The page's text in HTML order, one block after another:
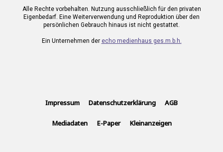
Alle Rechte vorbehalten. Nutzung ausschließlich für den privaten
Eigenbedarf. Eine Weiterverwendung und Reproduktion über den
persönlichen Gebrauch hinaus ist nicht gestattet.
Ein Unternehmen der echo medienhaus ges.m.b.h.
Impressum Datenschutzerklärung AGB
Mediadaten E-Paper Kleinanzeigen